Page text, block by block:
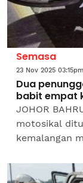
Semasa
23 Nov 2025 03:15pm
Dua
babit empat
JOHOR
motosikal
kemalangan
dekat Muar